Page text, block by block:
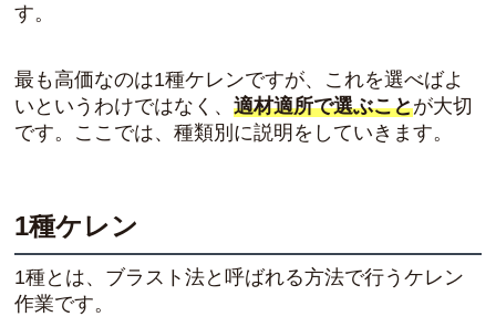
す。
最も高価なのは1種ケレンですが、これを選べばよ
いというわけではなく、適材適所で選ぶことが大切
です。ここでは、種類別に説明をしていきます。
1種ケレン
1種とは、ブラスト法と呼ばれる方法で行うケレン
作業です。